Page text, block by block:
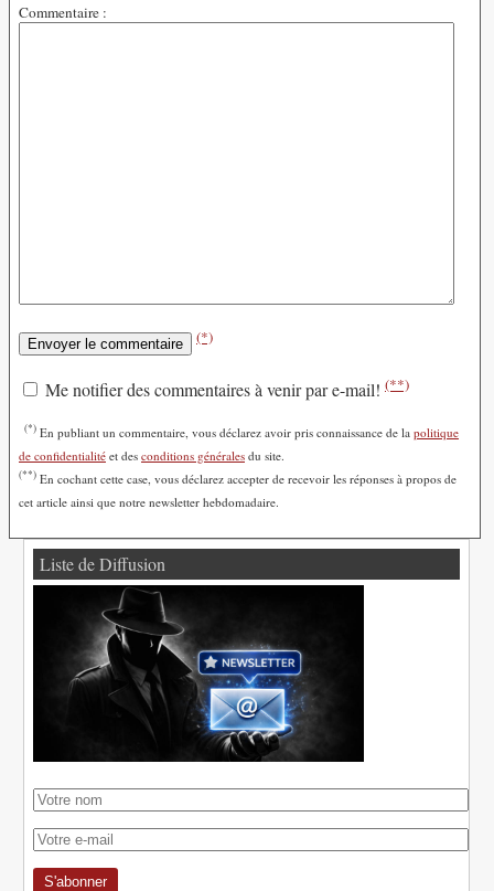
Commentaire :
(*)
Me notifier des commentaires à venir par e-mail! (**)
(*) En publiant un commentaire, vous déclarez avoir pris connaissance de la politique
de confidentialité et des conditions générales du site.
(**) En cochant cette case, vous déclarez accepter de recevoir les réponses à propos de
cet article ainsi que notre newsletter hebdomadaire.
Liste de Diffusion
S'abonner